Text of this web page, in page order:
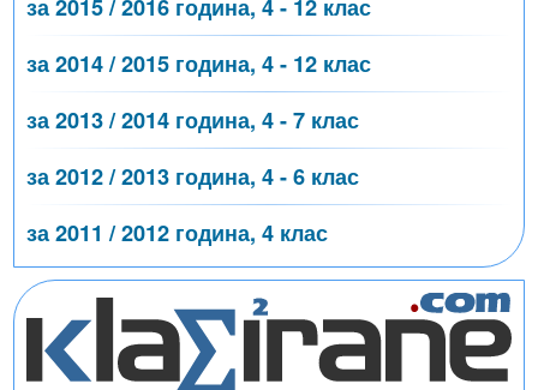
за 2015 / 2016 година, 4 - 12 клас
за 2014 / 2015 година, 4 - 12 клас
за 2013 / 2014 година, 4 - 7 клас
за 2012 / 2013 година, 4 - 6 клас
за 2011 / 2012 година, 4 клас